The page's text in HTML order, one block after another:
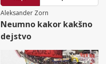
Aleksander Zorn
Neumno kakor kakšno
dejstvo